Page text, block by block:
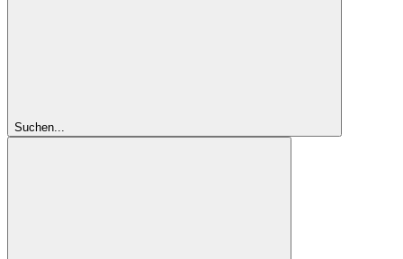
Suchen...